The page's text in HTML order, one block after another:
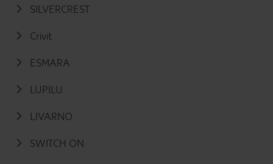
SILVERCREST
Crivit
ESMARA
LUPILU
LIVARNO
SWITCH ON